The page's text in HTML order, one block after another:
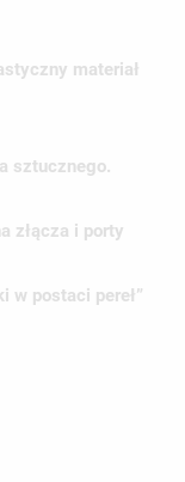
materiał
sztucznego.
złącza i porty
w postaci pereł”